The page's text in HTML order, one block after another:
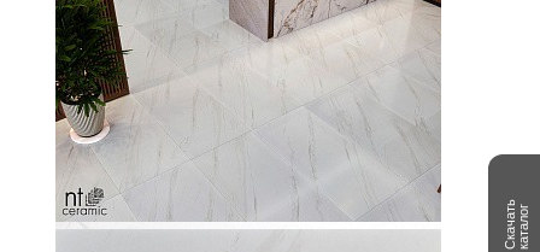
Скачатькаталог